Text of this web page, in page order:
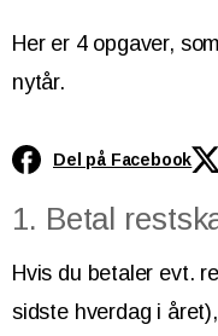
Her er 4 opgaver,
nytår.
Del på Facebook
1. Betal
Hvis du betaler evt.
sidste hverdag i